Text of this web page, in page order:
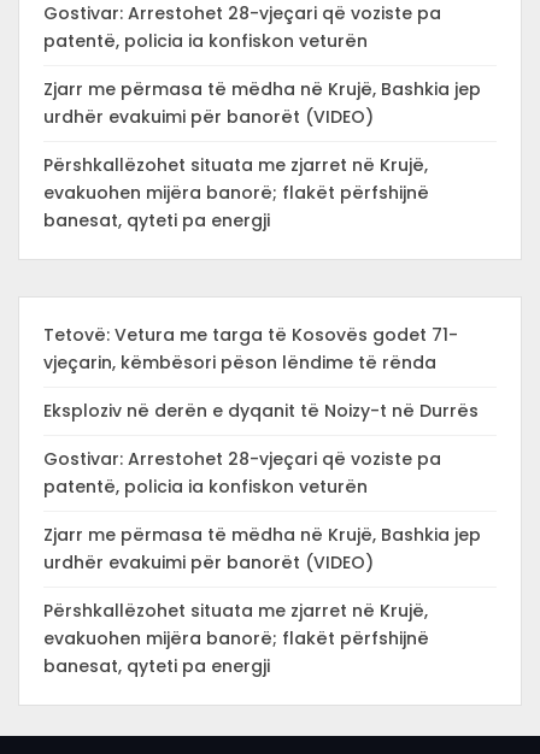
Gostivar: Arrestohet 28-vjeçari që voziste pa
patentë, policia ia konfiskon veturën
Zjarr me përmasa të mëdha në Krujë, Bashkia jep
urdhër evakuimi për banorët (VIDEO)
Përshkallëzohet situata me zjarret në Krujë,
evakuohen mijëra banorë; flakët përfshijnë
banesat, qyteti pa energji
Tetovë: Vetura me targa të Kosovës godet 71-
vjeçarin, këmbësori pëson lëndime të rënda
Eksploziv në derën e dyqanit të Noizy-t në Durrës
Gostivar: Arrestohet 28-vjeçari që voziste pa
patentë, policia ia konfiskon veturën
Zjarr me përmasa të mëdha në Krujë, Bashkia jep
urdhër evakuimi për banorët (VIDEO)
Përshkallëzohet situata me zjarret në Krujë,
evakuohen mijëra banorë; flakët përfshijnë
banesat, qyteti pa energji